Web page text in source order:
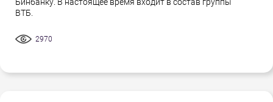
ВТБ.
2970